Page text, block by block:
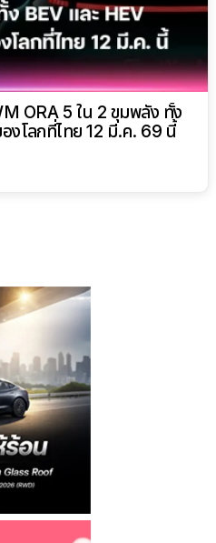
ORA 5 ใน 2 ขุมพลัง ทั้ง
งโลกที่ไทย 12 มี.ค. 69 นี้